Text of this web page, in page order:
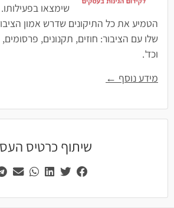
שימצאו
הטמיע את כל התיקונים שדרש אמון
שלו עם הציבור: חוזים, תקנונים, פרסומים,
וכד'.
מידע נוסף ←
שיתוף כרטיס